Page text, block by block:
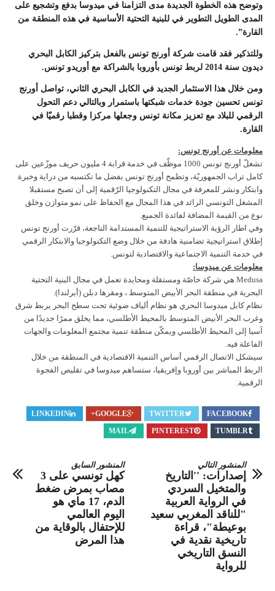
وتوضح هذه الخطوة الجديدة مدى التزامنا في ميدوسا بدفع وتشجيع على
المدى الطويل التطوير في للبنية التحتية الأساسية في هذه المنطقة من
القارة”.
وللتذكير فقد قامت شركة أورنج تونس بالفعل بتركيز الكابل البحري
ديدون سنة 2014 لربط تونس بأوروبا بالشراكة مع أوريدو تونس.
ومن خلال هذا الاستثمار الجديد في الكابل البحري الثاني، تواصل أورنج
تونس تحسين جودة خدمات شبكتها باستمرار وبالتالي دعم التحول
الرقمي للبلاد مع تعزيز مكانة تونس وجعلها مركزا وقطبا رقميّا في
القارة.
معلومات عن أورنج تونس:
تشغلّ أورنج تونس 1000 موظّف في خدمة قرابة 4 مليون حريف موزّعين على
كامل تراب الجمهوريّة، وتطمح أورنج تونس بفضل ما تكتسبه من دراية وخبرة
وابتكار ونشر للمعرفة في مجال التكنولوجيا الرّقمية إلى أن تصبح مستقبلا
المشغل التونسي الرائد في هذا المجال مع الحفاظ على نمو متوازن وخلق
نوع من القيمة المضافة لفائدة الجميع.
وفي اطار الرؤية الاستراتيجية للتنمية المستدامة الناجعة، قرّرت أورنج تونس
إطلاق استراتيجية تضامنية هادفة من خلال وضع التكنولوجيا والابتكار الرقمي
في خدمة التنمية الاجتماعية والاقتصادية لتونس.
معلومات عن ميدوسا:
Medusa هي شركة خاصّة ومستقلة ومحايدة تعمل في مجال البنية التحتية
البحرية في منطقة البحر الأبيض المتوسط ​​، ومقرها دبلن (أيرلندا).
نظام كابل ميدوسا البحري هو نظام ألياف ضوئية تحت سطح البحر يربط شرق
وغرب البحر الأبيض المتوسط ​​بالمحيط الأطلسي، مما يخلق ممرًا جديدًا من
آسيا إلى المحيط الأطلسي ويمكّن منطقة تنمية مجتمع المعلومات والجهات
الفاعلة فيه.
سيشكل الاتصال الرقمي أساس التنمية الاقتصادية في المنطقة من خلال
الربط المباشر بين أوروبا وإفريقيا، ستساهم ميدوسا في تقليص الفجوة
الرقمية.
FACEBOOK
TWITTER
GOOGLE+
LINKEDIN
TUMBLR
PINTEREST
MAIL
المنشور السابق
كهل تونسي على 3
مصاب بمرض ضغط
الدم، 17 ماي هو
اليوم العالمي
للإحتفال بالوقاية من
هذا المرض
المنشور التالي
إصدارات: ''التاريخ
والمتخيل السردي
في الرواية العربية
"للناقد المغربي سعيد
بوعيطة"، قراءة
تاريخية نقدية في
النسق التاريخي
للرواية